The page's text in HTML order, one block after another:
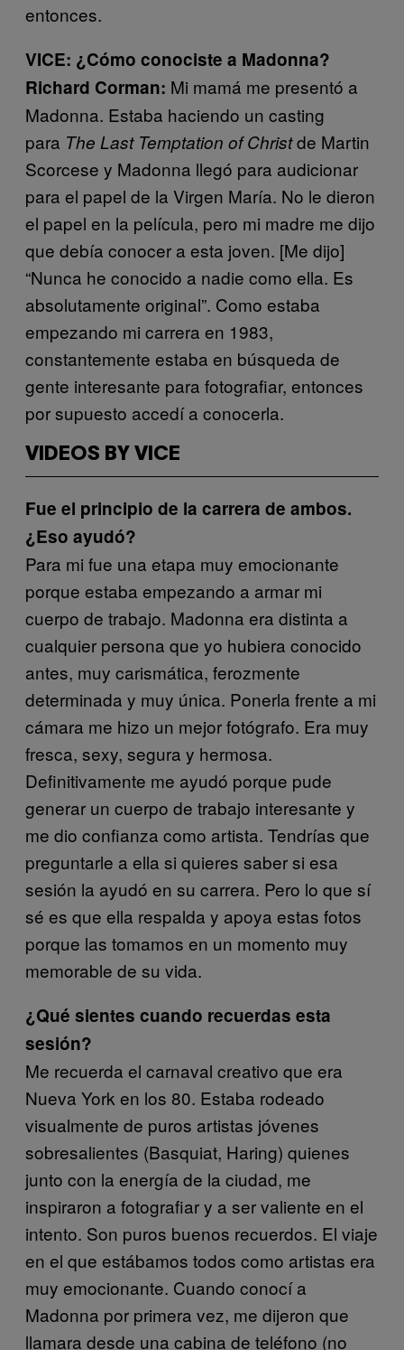
entonces.
VICE: ¿Cómo conociste a Madonna?
Richard Corman: Mi mamá me presentó a
Madonna. Estaba haciendo un casting
para The Last Temptation of Christde Martin
Scorcese y Madonna llegó para audicionar
para el papel de la Virgen María. No le dieron
el papel en la película, pero mi madre me dijo
que debía conocer a esta joven. [Me dijo]
“Nunca he conocido a nadie como ella. Es
absolutamente original”. Como estaba
empezando mi carrera en 1983,
constantemente estaba en búsqueda de
gente interesante para fotografiar, entonces
por supuesto accedí a conocerla.
VIDEOS BY VICE
Fue el principio de la carrera de ambos.
¿Eso ayudó?
Para mi fue una etapa muy emocionante
porque estaba empezando a armar mi
cuerpo de trabajo. Madonna era distinta a
cualquier persona que yo hubiera conocido
antes, muy carismática, ferozmente
determinada y muy única. Ponerla frente a mi
cámara me hizo un mejor fotógrafo. Era muy
fresca, sexy, segura y hermosa.
Definitivamente me ayudó porque pude
generar un cuerpo de trabajo interesante y
me dio confianza como artista. Tendrías que
preguntarle a ella si quieres saber si esa
sesión la ayudó en su carrera. Pero lo que sí
sé es que ella respalda y apoya estas fotos
porque las tomamos en un momento muy
memorable de su vida.
¿Qué sientes cuando recuerdas esta
sesión?
Me recuerda el carnaval creativo que era
Nueva York en los 80. Estaba rodeado
visualmente de puros artistas jóvenes
sobresalientes (Basquiat, Haring) quienes
junto con la energía de la ciudad, me
inspiraron a fotografiar y a ser valiente en el
intento. Son puros buenos recuerdos. El viaje
en el que estábamos todos como artistas era
muy emocionante. Cuando conocí a
Madonna por primera vez, me dijeron que
llamara desde una cabina de teléfono (no